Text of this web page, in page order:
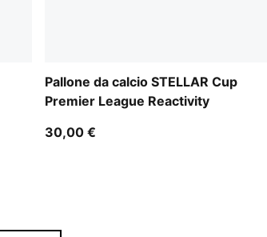
Pallone da calcio STELLAR Cup
Premier League Reactivity
30,00 €